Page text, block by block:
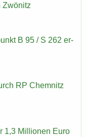
Zwö­nitz
B 95 / S 262 er­
RP Chem­nitz
1,3 Mil­lio­nen Euro